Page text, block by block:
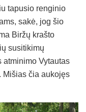
tapusio renginio
sakė, jog šio
Biržų krašto
susitikimų
Vytautas
Mišias čia aukojęs